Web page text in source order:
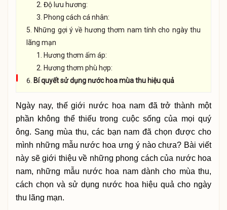
Độ lưu hương:
Phong cách cá nhân:
Những gợi ý về hương thơm nam tính cho ngày thu
lãng mạn
Hương thơm ấm áp:
Hương thơm phù hợp:
Bí quyết sử dụng nước hoa mùa thu hiệu quả
Ngày nay, thế giới nước hoa nam đã trở thành một
phần không thể thiếu trong cuộc sống của mọi quý
ông. Sang mùa thu, các bạn nam đã chọn được cho
mình những mẫu nước hoa ưng ý nào chưa? Bài viết
này sẽ giới thiệu về những phong cách của nước hoa
nam, những mẫu nước hoa nam dành cho mùa thu,
cách chọn và sử dụng nước hoa hiệu quả cho ngày
thu lãng mạn.